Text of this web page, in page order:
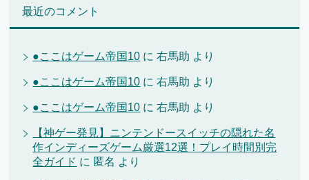
最近のコメント
●ここはゲーム帝国10 に右馬助 より
●ここはゲーム帝国10 に右馬助 より
●ここはゲーム帝国10 に右馬助 より
【神ゲー発見】ニンテンドースイッチの隠れた名
作インディーズゲーム厳選12選！プレイ時間別完
全ガイド に 匿名 より